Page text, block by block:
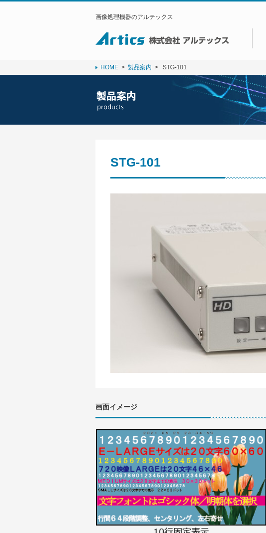
画像処理機器のアルテックス
HOME > 製品案内 > STG-101
STG-101
画面イメージ